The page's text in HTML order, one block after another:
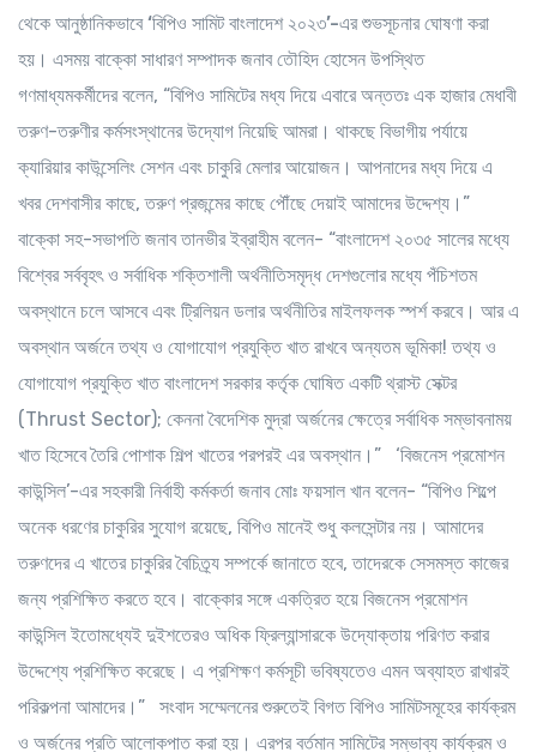
থেকে আনুষ্ঠানিকভাবে‘বিপিও সামিট বাংলাদেশ ২০২৩’-এর শুভসূচনার ঘোষণা করা
হয়। এসময় বাক্কো সাধারণ সম্পাদক জনাব তৌহিদ হোসেন উপস্থিত
গণমাধ্যমকর্মীদের বলেন, “বিপিও সামিটের মধ্য দিয়ে এবারে অন্ততঃ এক হাজার মেধাবী
তরুণ-তরুণীর কর্মসংস্থানের উদ্যোগ নিয়েছি আমরা। থাকছে বিভাগীয় পর্যায়ে
ক্যারিয়ার কাউন্সেলিং সেশন এবং চাকুরি মেলার আয়োজন। আপনাদের মধ্য দিয়ে এ
খবর দেশবাসীর কাছে, তরুণ প্রজন্মের কাছে পৌঁছে দেয়াই আমাদের উদ্দেশ্য।”
বাক্কো সহ-সভাপতি জনাব তানভীর ইব্রাহীম বলেন- “বাংলাদেশ ২০৩৫ সালের মধ্যে
বিশ্বের সর্ববৃহৎ ও সর্বাধিক শক্তিশালী অর্থনীতিসমৃদ্ধ দেশগুলোর মধ্যে পঁচিশতম
অবস্থানে চলে আসবে এবং ট্রিলিয়ন ডলার অর্থনীতির মাইলফলক স্পর্শ করবে। আর এ
অবস্থান অর্জনে তথ্য ও যোগাযোগ প্রযুক্তি খাত রাখবে অন্যতম ভূমিকা! তথ্য ও
যোগাযোগ প্রযুক্তি খাত বাংলাদেশ সরকার কর্তৃক ঘোষিত একটি থ্রাস্ট সেক্টর
(Thrust Sector); কেননা বৈদেশিক মুদ্রা অর্জনের ক্ষেত্রে সর্বাধিক সম্ভাবনাময়
খাত হিসেবে তৈরি পোশাক শিল্প খাতের পরপরই এর অবস্থান।” ‘বিজনেস প্রমোশন
কাউন্সিল’-এর সহকারী নির্বাহী কর্মকর্তা জনাব মোঃ ফয়সাল খান বলেন- “বিপিও শিল্পে
অনেক ধরণের চাকুরির সুযোগ রয়েছে, বিপিও মানেই শুধু কলসেন্টার নয়। আমাদের
তরুণদের এ খাতের চাকুরির বৈচিত্র্য সম্পর্কে জানাতে হবে, তাদেরকে সেসমস্ত কাজের
জন্য প্রশিক্ষিত করতে হবে। বাক্কোর সঙ্গে একত্রিত হয়ে বিজনেস প্রমোশন
কাউন্সিল ইতোমধ্যেই দুইশতেরও অধিক ফ্রিল্যান্সারকে উদ্যোক্তায় পরিণত করার
উদ্দেশ্যে প্রশিক্ষিত করেছে। এ প্রশিক্ষণ কর্মসূচী ভবিষ্যতেও এমন অব্যাহত রাখারই
পরিকল্পনা আমাদের।” সংবাদ সম্মেলনের শুরুতেই বিগত বিপিও সামিটসমূহের কার্যক্রম
ও অর্জনের প্রতি আলোকপাত করা হয়। এরপর বর্তমান সামিটের সম্ভাব্য কার্যক্রম ও